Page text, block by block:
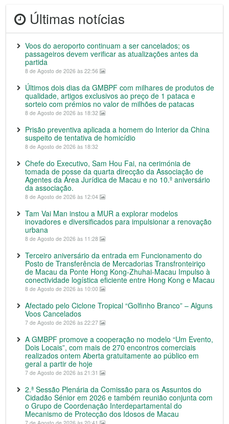
Últimas notícias
Voos do aeroporto continuam a ser cancelados; os
passageiros devem verificar as atualizações antes da
partida
8 de Agosto de 2026 às 22:56
Últimos dois dias da GMBPF com milhares de produtos de
qualidade, artigos exclusivos ao preço de 1 pataca e
sorteio com prémios no valor de milhões de patacas
8 de Agosto de 2026 às 18:32
Prisão preventiva aplicada a homem do Interior da China
suspeito de tentativa de homicídio
8 de Agosto de 2026 às 18:32
Chefe do Executivo, Sam Hou Fai, na cerimónia de
tomada de posse da quarta direcção da Associação de
Agentes da Área Jurídica de Macau e no 10.º aniversário
da associação.
8 de Agosto de 2026 às 12:04
Tam Vai Man instou a MUR a explorar modelos
inovadores e diversificados para impulsionar a renovação
urbana
8 de Agosto de 2026 às 11:28
Terceiro aniversário da entrada em Funcionamento do
Posto de Transferência de Mercadorias Transfronteiriço
de Macau da Ponte Hong Kong-Zhuhai-Macau Impulso à
conectividade logística eficiente entre Hong Kong e Macau
8 de Agosto de 2026 às 10:00
Afectado pelo Ciclone Tropical “Golfinho Branco” – Alguns
Voos Cancelados
7 de Agosto de 2026 às 22:27
A GMBPF promove a cooperação no modelo “Um Evento,
Dois Locais”, com mais de 270 encontros comerciais
realizados ontem Aberta gratuitamente ao público em
geral a partir de hoje
7 de Agosto de 2026 às 21:31
2.ª Sessão Plenária da Comissão para os Assuntos do
Cidadão Sénior em 2026 e também reunião conjunta com
o Grupo de Coordenação Interdepartamental do
Mecanismo de Protecção dos Idosos de Macau